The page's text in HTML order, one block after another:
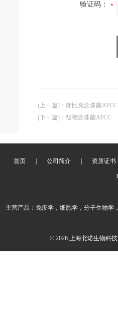
验证码：
(上一篇) ： 郎比克念珠菌ATCC
(下一篇) ： 皱褶念珠菌ATCC
首页 公司简介 资质证书
主营产品：免疫学，细胞学，分子生物学
© 2026 上海北诺生物科